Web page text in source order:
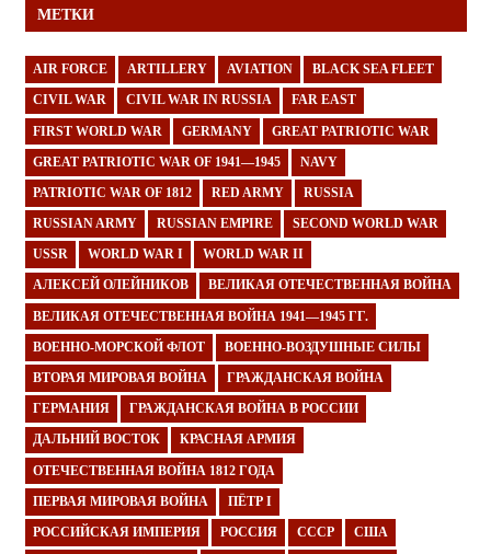
МЕТКИ
AIR FORCE ARTILLERY AVIATION BLACK SEA FLEET
CIVIL WAR CIVIL WAR IN RUSSIA FAR EAST
FIRST WORLD WAR GERMANY GREAT PATRIOTIC WAR
GREAT PATRIOTIC WAR OF 1941—1945 NAVY
PATRIOTIC WAR OF 1812 RED ARMY RUSSIA
RUSSIAN ARMY RUSSIAN EMPIRE SECOND WORLD WAR
USSR WORLD WAR I WORLD WAR II
АЛЕКСЕЙ ОЛЕЙНИКОВ ВЕЛИКАЯ ОТЕЧЕСТВЕННАЯ ВОЙНА
ВЕЛИКАЯ ОТЕЧЕСТВЕННАЯ ВОЙНА 1941—1945 ГГ.
ВОЕННО-МОРСКОЙ ФЛОТ ВОЕННО-ВОЗДУШНЫЕ СИЛЫ
ВТОРАЯ МИРОВАЯ ВОЙНА ГРАЖДАНСКАЯ ВОЙНА
ГЕРМАНИЯ ГРАЖДАНСКАЯ ВОЙНА В РОССИИ
ДАЛЬНИЙ ВОСТОК КРАСНАЯ АРМИЯ
ОТЕЧЕСТВЕННАЯ ВОЙНА 1812 ГОДА
ПЕРВАЯ МИРОВАЯ ВОЙНА ПЁТР I
РОССИЙСКАЯ ИМПЕРИЯ РОССИЯ СССР США